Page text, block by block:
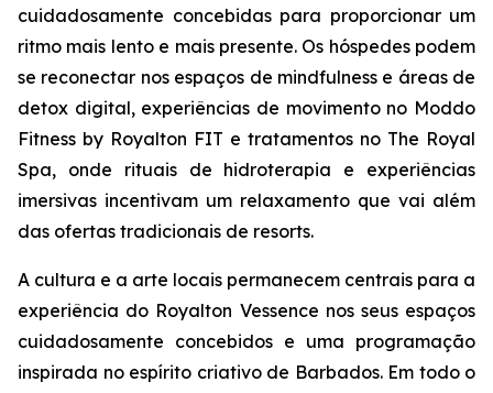
cuidadosamente concebidas para proporcionar um
ritmo mais lento e mais presente. Os hóspedes podem
se reconectar nos espaços de mindfulness e áreas de
detox digital, experiências de movimento no Moddo
Fitness by Royalton FIT e tratamentos no The Royal
Spa, onde rituais de hidroterapia e experiências
imersivas incentivam um relaxamento que vai além
das ofertas tradicionais de resorts.
A cultura e a arte locais permanecem centrais para a
experiência do Royalton Vessence nos seus espaços
cuidadosamente concebidos e uma programação
inspirada no espírito criativo de Barbados. Em todo o